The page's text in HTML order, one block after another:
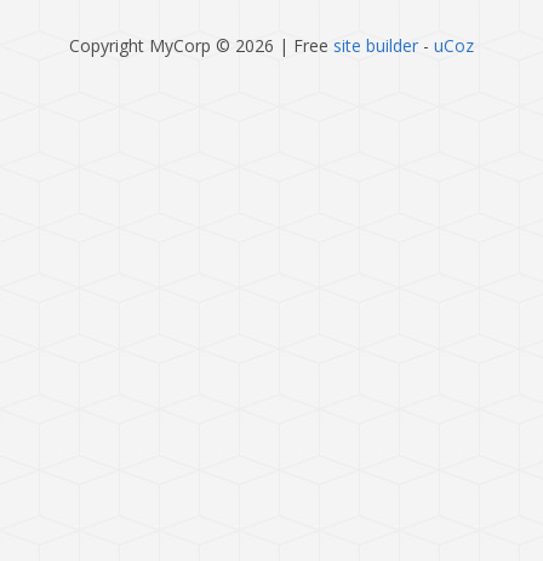
Copyright MyCorp © 2026 | Free site builder - uCoz